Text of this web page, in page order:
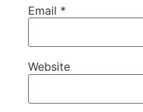
Email *
Website